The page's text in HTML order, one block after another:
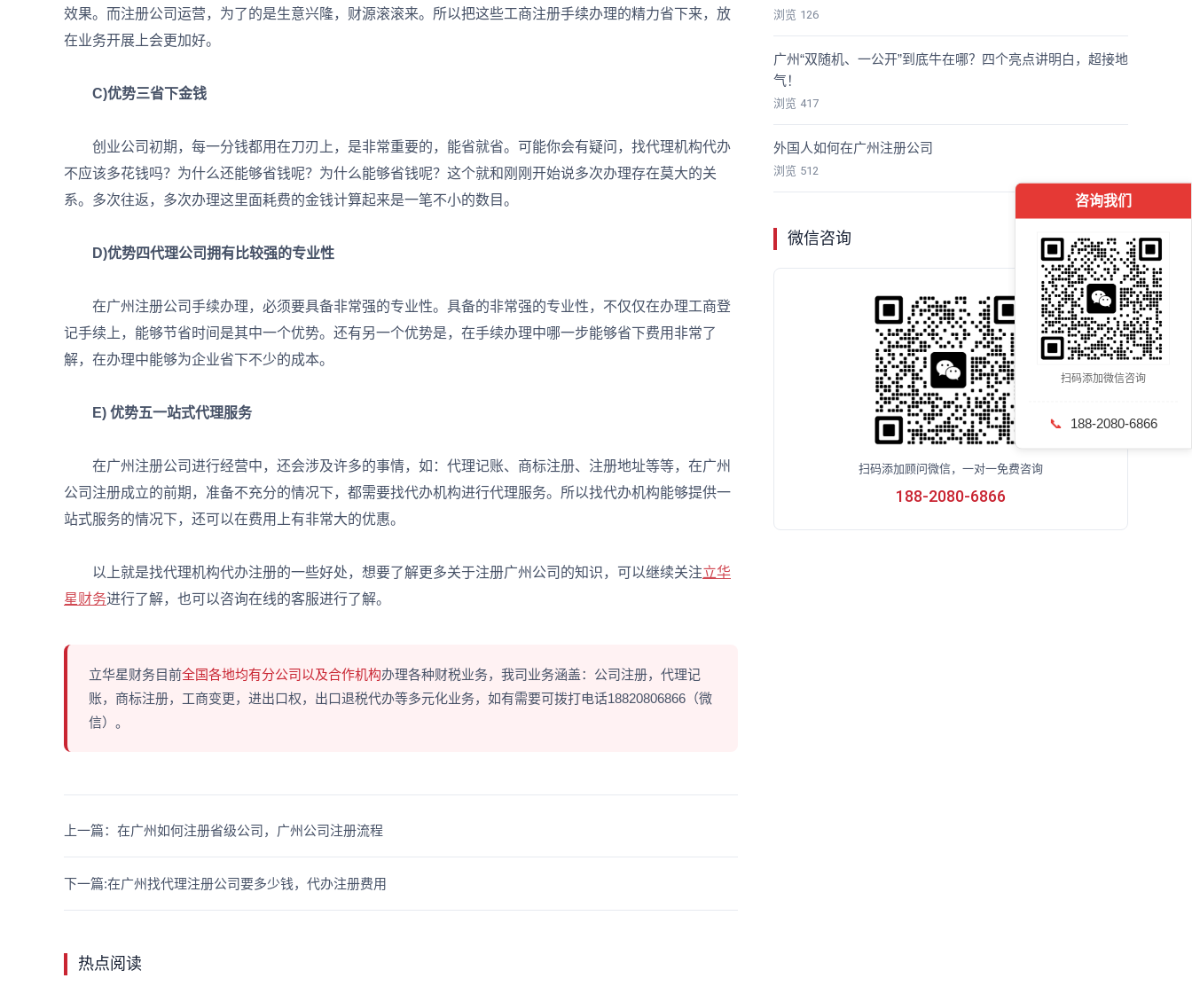
效果。而注册公司运营，为了的是生意兴隆，财源滚滚来。所以把这些工商注册手续办理的精力省下来，放
在业务开展上会更加好。
C)优势三省下金钱
创业公司初期，每一分钱都用在刀刃上，是非常重要的，能省就省。可能你会有疑问，找代理机构代办
不应该多花钱吗？为什么还能够省钱呢？为什么能够省钱呢？这个就和刚刚开始说多次办理存在莫大的关
系。多次往返，多次办理这里面耗费的金钱计算起来是一笔不小的数目。
D)优势四代理公司拥有比较强的专业性
在广州注册公司手续办理，必须要具备非常强的专业性。具备的非常强的专业性，不仅仅在办理工商登
记手续上，能够节省时间是其中一个优势。还有另一个优势是，在手续办理中哪一步能够省下费用非常了
解，在办理中能够为企业省下不少的成本。
E) 优势五一站式代理服务
在广州注册公司进行经营中，还会涉及许多的事情，如：代理记账、商标注册、注册地址等等，在广州
公司注册成立的前期，准备不充分的情况下，都需要找代办机构进行代理服务。所以找代办机构能够提供一
站式服务的情况下，还可以在费用上有非常大的优惠。
以上就是找代理机构代办注册的一些好处，想要了解更多关于注册广州公司的知识，可以继续关注立华
星财务进行了解，也可以咨询在线的客服进行了解。
立华星财务目前全国各地均有分公司以及合作机构办理各种财税业务，我司业务涵盖：公司注册，代理记
账，商标注册，工商变更，进出口权，出口退税代办等多元化业务，如有需要可拨打电话18820806866（微
信）。
下一篇:在广州找代理注册公司要多少钱，代办注册费用
上一篇：在广州如何注册省级公司，广州公司注册流程
热点阅读
浏览 126
广州“双随机、一公开”到底牛在哪？四个亮点讲明白，超接地
气！
浏览 417
外国人如何在广州注册公司
浏览 512
微信咨询
扫码添加顾问微信，一对一免费咨询
188-2080-6866
咨询我们
扫码添加微信咨询
📞 188-2080-6866